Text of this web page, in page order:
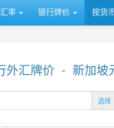
率 银行牌价 按货
外汇牌价 - 新加坡
选择